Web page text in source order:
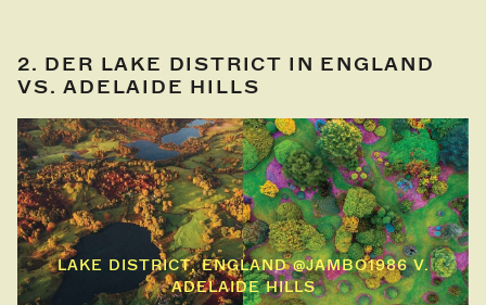
2. DER LAKE DISTRICT IN ENGLAND
VS. ADELAIDE HILLS
LAKE DISTRICT, ENGLAND @JAMBO1986 V.
ADELAIDE HILLS